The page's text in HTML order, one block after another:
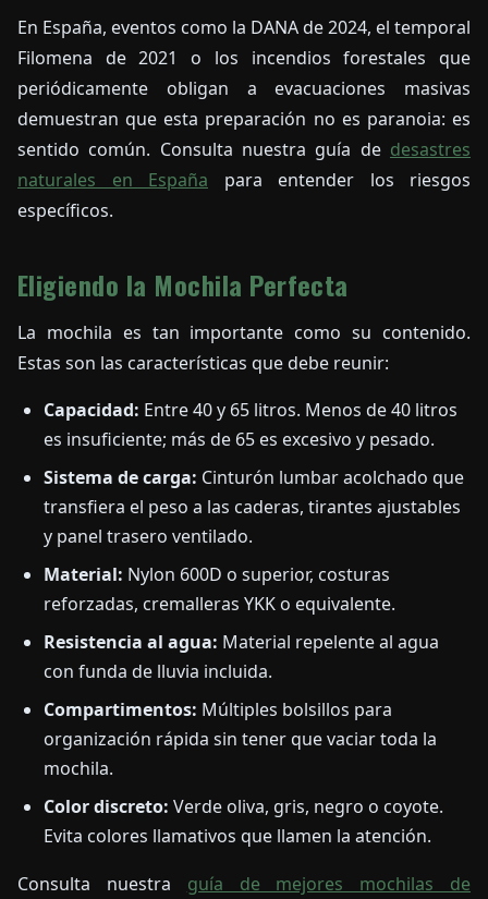
En España, eventos como la DANA de 2024, el temporal
Filomena de 2021 o los incendios forestales que
periódicamente obligan a evacuaciones masivas
demuestran que esta preparación no es paranoia: es
sentido común. Consulta nuestra guía de desastres
naturales en España para entender los riesgos
específicos.
Eligiendo la Mochila Perfecta
La mochila es tan importante como su contenido.
Estas son las características que debe reunir:
Capacidad: Entre 40 y 65 litros. Menos de 40 litros
es insuficiente; más de 65 es excesivo y pesado.
Sistema de carga: Cinturón lumbar acolchado que
transfiera el peso a las caderas, tirantes ajustables
y panel trasero ventilado.
Material: Nylon 600D o superior, costuras
reforzadas, cremalleras YKK o equivalente.
Resistencia al agua: Material repelente al agua
con funda de lluvia incluida.
Compartimentos: Múltiples bolsillos para
organización rápida sin tener que vaciar toda la
mochila.
Color discreto: Verde oliva, gris, negro o coyote.
Evita colores llamativos que llamen la atención.
Consulta nuestra guía de mejores mochilas de